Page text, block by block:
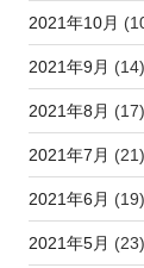
2021年10月
2021年9月 (14)
2021年8月 (17)
2021年7月 (21)
2021年6月 (19)
2021年5月 (23)